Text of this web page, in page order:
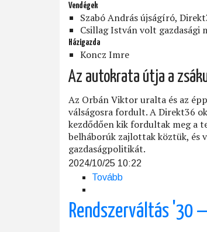
Vendégek
Szabó András újságíró,
Csillag István volt gazdasági
Házigazda
Koncz Imre
Az autokrata útja a
Az Orbán Viktor uralta és az
válságosra fordult. A Direkt36
kezdődően kik fordultak meg a
belháborúk zajlottak köztük, és
gazdaságpolitikát.
2024/10/25 10:22
Tovább
Rendszerváltás '30